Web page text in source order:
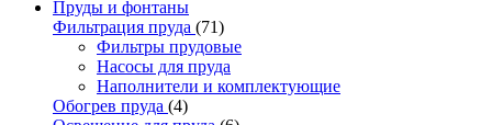
Пруды и фонтаны
Фильтрация пруда (71)
Фильтры прудовые
Насосы для пруда
Наполнители и комплектующие
Обогрев пруда (4)